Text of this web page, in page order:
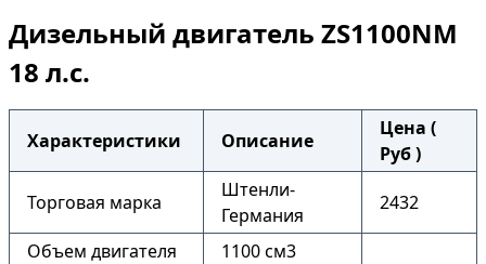
Дизельный двигатель ZS1100NM
18 л.с.
Характеристики Описание
Цена (
Руб )
Торговая марка
Штенли-
Германия
2432
Объем двигателя
1100 см3